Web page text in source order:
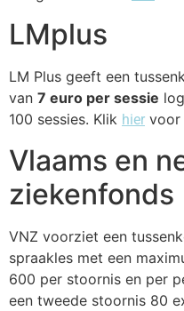
LMplus
LM Plus geeft een
van 7 euro per sessie
100 sessies. Klik hier voor
Vlaams en
ziekenfonds
VNZ voorziet een
spraakles met een
600 per stoornis en per
een tweede stoornis 80